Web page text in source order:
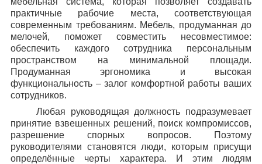
практичные рабочие места, соответствующая
современным требованиям. Мебель, продуманная до
мелочей, поможет совместить несовместимое:
обеспечить каждого сотрудника персональным
пространством на минимальной площади.
Продуманная эргономика и высокая
функциональность – залог комфортной работы ваших
сотрудников.
Любая руководящая должность подразумевает
принятие взвешенных решений, поиск компромиссов,
разрешение спорных вопросов. Поэтому
руководителями становятся люди, которым присущи
определённые черты характера. И этим людям